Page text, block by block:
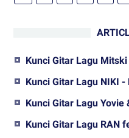
Kunci Gitar Lagu
Kunci Gitar Lagu NIKI -
Kunci Gitar Lagu
Kunci Gitar Lagu RAN